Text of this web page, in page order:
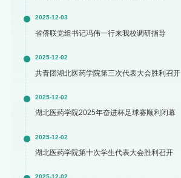
2025-12-03
省侨联党组书记冯伟一行来我校调研指导
2025-12-02
共青团湖北医药学院第三次代表大会胜利召开
2025-12-02
湖北医药学院2025年奋进杯足球赛顺利闭幕
2025-12-02
湖北医药学院第十次学生代表大会胜利召开